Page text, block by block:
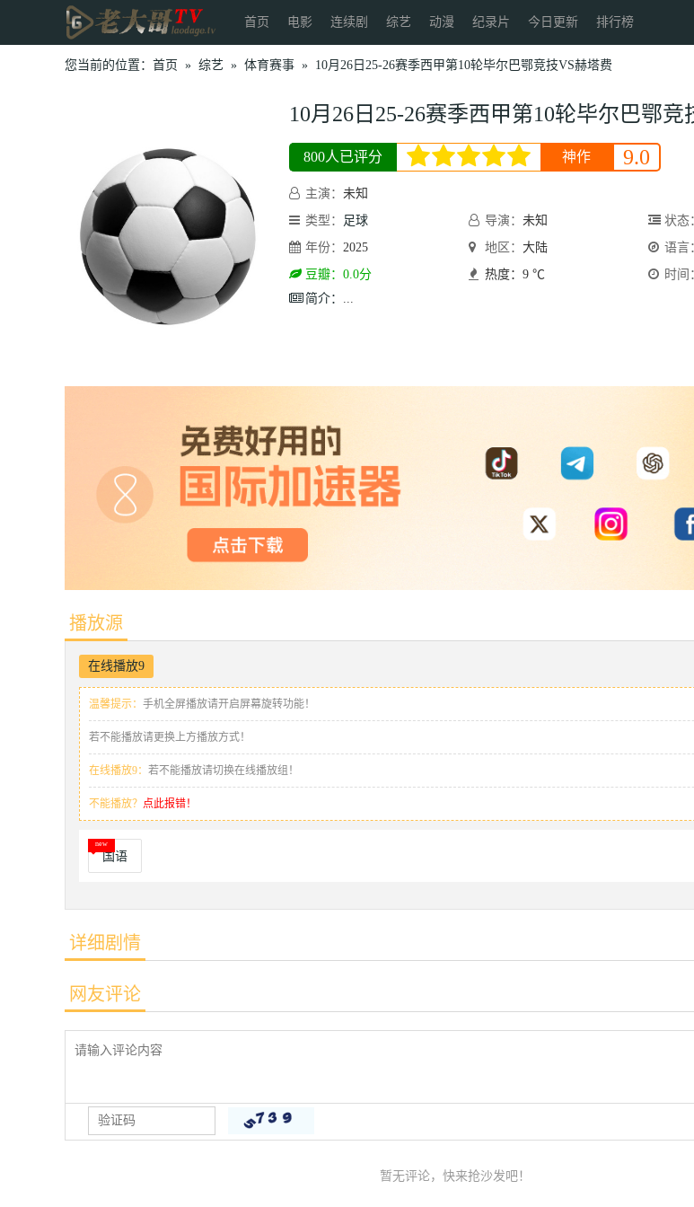
首页 电影 连续剧 综艺 动漫 纪录片 今日更新 排行榜
您当前的位置： 首页 » 综艺 » 体育赛事 » 10月26日25-26赛季西甲第10轮毕尔巴鄂竞技VS赫塔费
10月26日25-26赛季西甲第10轮毕尔巴鄂竞
800人已评分 神作 9.0
主演： 未知
类型：
足球 导演： 未知 状态
年份： 2025 地区： 大陆 语言
豆瓣：0.0分
热度：9 ℃ 时间
简介： ...
播放源
在线播放9
温馨提示： 手机全屏播放请开启屏幕旋转功能！
若不能播放请更换上方播放方式！
在线播放9： 若不能播放请切换在线播放组！
不能播放？ 点此报错！
国语
详细剧情
网友评论
暂无评论，快来抢沙发吧！